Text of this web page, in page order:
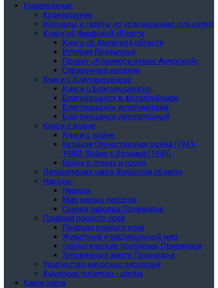
Краеведение
Краеведение
Журналы и газеты по краеведению для детей
Книги об Амурской области
Книги об Амурской области
История Приамурья
Проект «Кланяюсь земле Амурской»
Справочные издания
Книги о Благовещенске
Книги о Благовещенске
Благовещенск в фотоальбомах
Благовещенск исторический
Благовещенск литературный
Книги о войне
Книги о войне
Великая Отечественная война (1941-
1945). Война с Японией (1945)
Война в стихах и прозе
Литературная карта Амурской области
Народы
Народы
Мир малых народов
Сказки народов Приамурья
Природа родного края
Природа родного края
Животный и растительный мир
Экологические проблемы Приамурья
Заповедные места Приамурья
Творчество амурских писателей
Амурские писатели - детям
Карта сайта